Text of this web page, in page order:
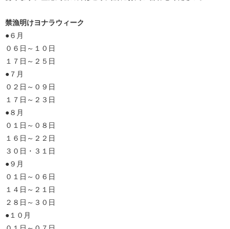
禁漁明けヨナラウィーク
●６月
０６日～１０日
１７日～２５日
●７月
０２日～０９日
１７日～２３日
●８月
０１日～０８日
１６日～２２日
３０日・３１日
●９月
０１日～０６日
１４日～２１日
２８日～３０日
●１０月